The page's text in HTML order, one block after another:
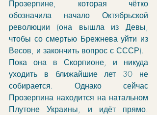
Прозерпине, которая чётко
обозначила начало Октябрьской
революции (она вышла из Девы,
чтобы со смертью Брежнева уйти из
Весов, и закончить вопрос с СССР).
Пока она в Скорпионе, и никуда
уходить в ближайшие лет 30 не
собирается. Однако сейчас
Прозерпина находится на натальном
Плутоне Украины, и идёт прямо.